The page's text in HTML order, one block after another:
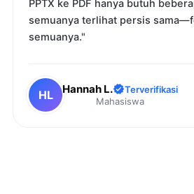
PPTX ke PDF hanya butuh
semuanya terlihat persis
semuanya."
HL Hannah L.
Terverifikasi
Mahasiswa